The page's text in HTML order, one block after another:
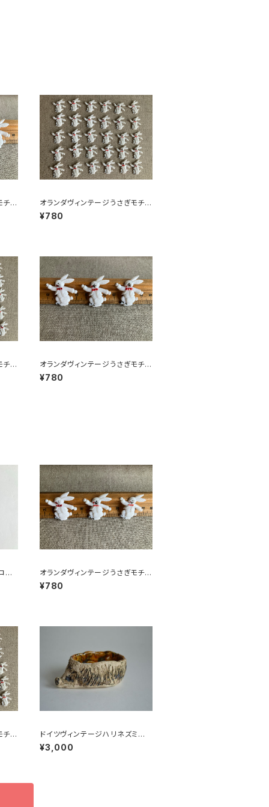
チー
オランダヴィンテージうさぎモチー
フプラパーツ30個セットNo151
¥780
チー
オランダヴィンテージうさぎモチー
フプラパーツ30個セットNo6
¥780
ー
オランダヴィンテージうさぎモチー
フプラパーツ30個セットｄ
¥780
チー
ドイツヴィンテージハリネズミの
小皿b
¥3,000